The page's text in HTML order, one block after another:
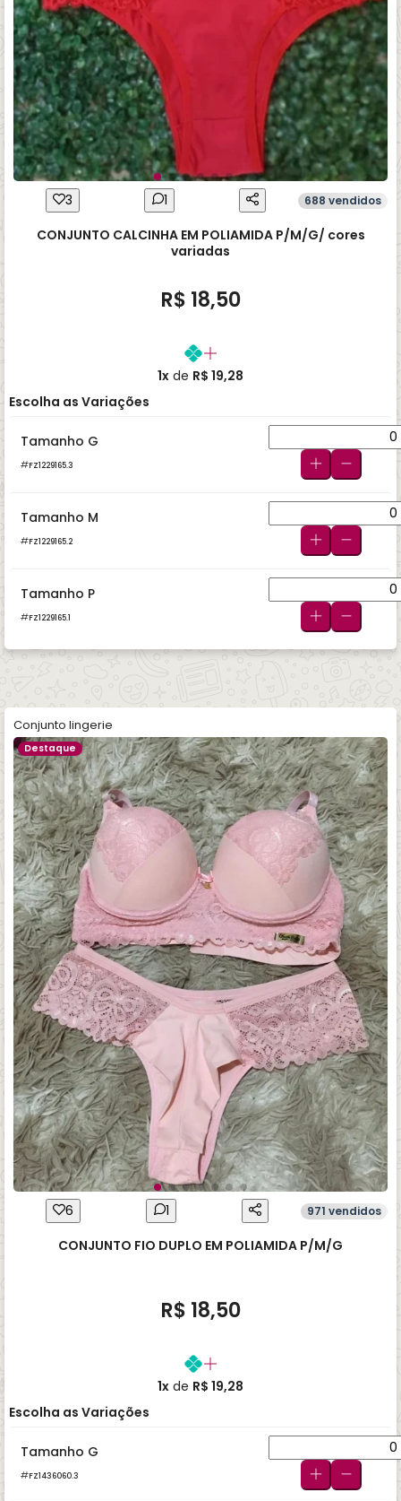
3 1 688 vendidos
CONJUNTO CALCINHA EM POLIAMIDA P/M/G/ cores
variadas
R$ 18,50
1x de R$ 19,28
Escolha as Variações
Tamanho G
FZ1229165.3
Tamanho M
FZ1229165.2
Tamanho P
FZ1229165.1
Conjunto lingerie
Destaque
6 1 971 vendidos
CONJUNTO FIO DUPLO EM POLIAMIDA P/M/G
R$ 18,50
1x de R$ 19,28
Escolha as Variações
Tamanho G
FZ1436060.3